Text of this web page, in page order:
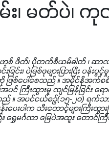
၊ မတ်ပဲ၊ ကု
ဖိတ်၊ ပိုတက်စီယမ်ဓါတ် ၊ ဆာလဇ
ပဲမြစ်ဖုများပြားပြီး ပန်းပွင့်မှု
ကို ဖြစ်ပေါ်စေသည် ။ အမိုင်နိုအက်
းထွားမှု လျင်မြန်ခြင်း ရောင်
သည် ။ အပင်ငယ်စဉ်(၁၅-၂၀) ရက်သ
ပေးပါက သီးတောင့်များကြီးထွာ
ရွှေမင်္ဂလာ မြေပဲအထူး တောင်ကြီ